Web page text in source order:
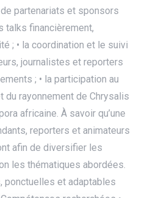
partenariats et sponsors
talks financièrement,
; • la coordination et le suivi
journalistes et reporters
; • la participation au
rayonnement de Chrysalis
africaine. À savoir qu’une
reporters et animateurs
afin de diversifier les
les thématiques abordées.
et adaptables